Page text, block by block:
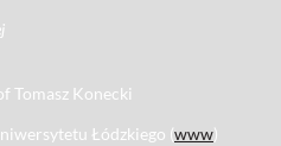
Tomasz Konecki
Łódzkiego (www)